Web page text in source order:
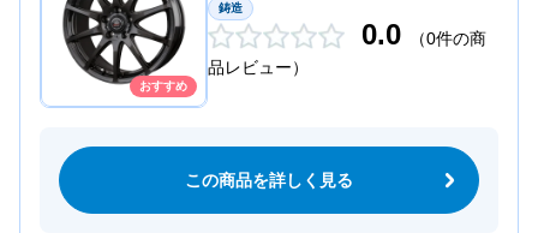
おすすめ
鋳造
0.0
（0件の商
品レビュー）
この商品を詳しく見る